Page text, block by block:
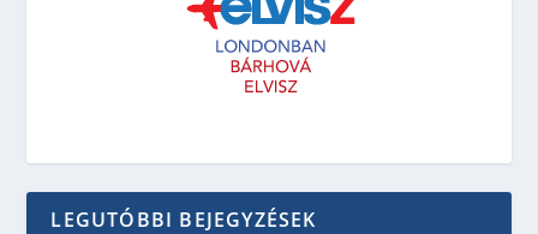
LEGUTÓBBI BEJEGYZÉSEK